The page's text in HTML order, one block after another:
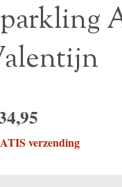
verzending